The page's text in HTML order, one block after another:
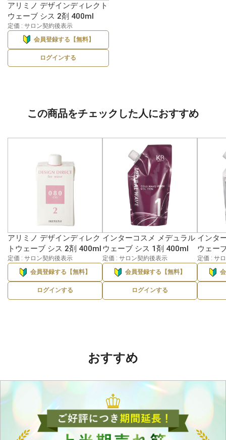
アリミノ デザインディレクト
ウェーブ シス 2剤 400ml
定価 : サロン契約後表示
会員登録する【無料】
ログインする
この商品をチェックした人におすすめ
アリミノ デザインディレク
トウェーブ シス 2剤 400ml
定価 : サロン契約後表示
会員登録する【無料】
ログインする
インターコスメ メデュラル
ウェーブ シス 1剤 400ml
定価 : サロン契約後表示
会員登録する【無料】
ログインする
インタ
ウェー
定価 : サ
おすすめ